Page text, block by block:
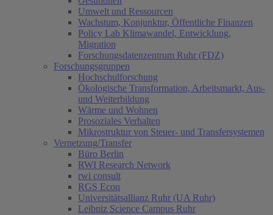
Umwelt und Ressourcen
Wachstum, Konjunktur, Öffentliche Finanzen
Policy Lab Klimawandel, Entwicklung,
Migration
Forschungsdatenzentrum Ruhr (FDZ)
Forschungsgruppen
Hochschulforschung
Ökologische Transformation, Arbeitsmarkt, Aus-
und Weiterbildung
Wärme und Wohnen
Prosoziales Verhalten
Mikrostruktur von Steuer- und Transfersystemen
Vernetzung/Transfer
Büro Berlin
RWI Research Network
rwi consult
RGS Econ
Universitätsallianz Ruhr (UA Ruhr)
Leibniz Science Campus Ruhr